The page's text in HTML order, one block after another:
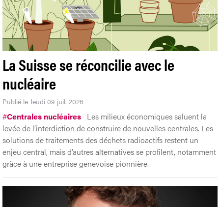
La Suisse se réconcilie avec le
nucléaire
Publié le Jeudi 09 juil. 2026
#Centrales nucléaires Les milieux économiques saluent la
levée de l’interdiction de construire de nouvelles centrales. Les
solutions de traitements des déchets radioactifs restent un
enjeu central, mais d’autres alternatives se profilent, notamment
grâce à une entreprise genevoise pionnière.